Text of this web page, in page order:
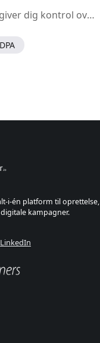
CampaignBuilder giver dig kontrol over, hvilke designs eller kampagner der bruges til dine produkter direkte i opsætningen af produktfeedet.
i-én platform til oprettelse,
kampagner.
LinkedIn